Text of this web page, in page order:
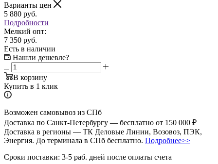
Варианты цен
5 880 руб.
Подробности
Мелкий опт:
7 350 руб.
Есть в наличии
Нашли дешевле?
В корзину
Купить в 1 клик
Возможен самовывоз из СПб
Доставка по Санкт-Петербургу — бесплатно от 150 000 ₽
Доставка в регионы — ТК Деловые Линии, Возовоз, ПЭК,
Энергия. До терминала в СПб бесплатно. Подробнее>>
Сроки поставки: 3-5 раб. дней после оплаты счета